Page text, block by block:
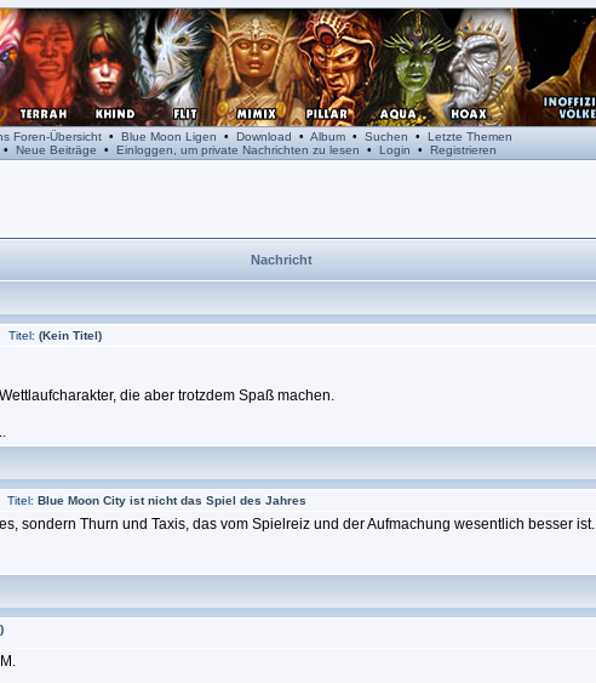
Foren-Übersicht• Blue Moon Ligen • Download • Album• Suchen • Letzte Themen
• Neue Beiträge • Einloggen, um private Nachrichten zu lesen • Login • Registrieren
Nachricht
Titel: (Kein Titel)
die aber trotzdem Spaß machen.
Titel: Blue Moon City ist nicht das Spiel des Jahres
sondern Thurn und Taxis, das vom Spielreiz und der Aufmachung wesentlich besser ist.